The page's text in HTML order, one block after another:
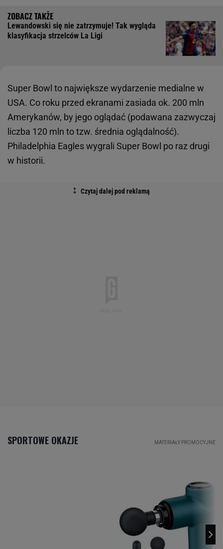
Lewandowski się nie zatrzymuje! Tak wygląda
klasyfikacja strzelców La Ligi
Super Bowl to największe wydarzenie medialne w
USA. Co roku przed ekranami zasiada ok. 200 mln
Amerykanów, by jego oglądać (podawana zazwyczaj
liczba 120 mln to tzw. średnia oglądalność).
Philadelphia Eagles wygrali Super Bowl po raz drugi
w historii.